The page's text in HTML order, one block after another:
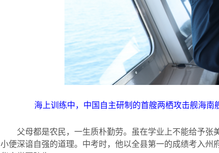
海上训练中，中国自主研制的首艘两栖攻击舰海
父母都是农民，一生质朴勤劳。虽在学业上不能给予
小便深谙自强的道理。中考时，他以全县第一的成绩考入